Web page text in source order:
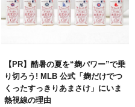
【PR】酷暑の夏を“麹パワー”で乗
り切ろう! MLB 公式「麹だけでつ
くったすっきりあまさけ」にいま
熱視線の理由